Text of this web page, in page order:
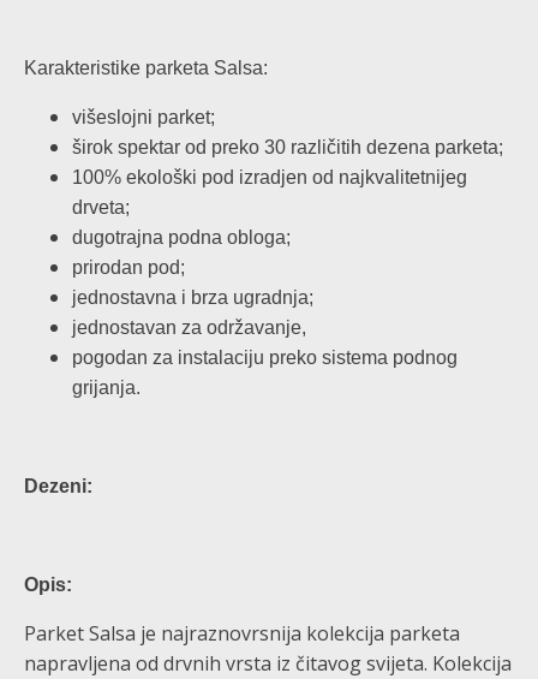
Karakteristike parketa Salsa:
višeslojni parket;
širok spektar od preko 30 različitih dezena parketa;
100% ekološki pod izradjen od najkvalitetnijeg
drveta;
dugotrajna podna obloga;
prirodan pod;
jednostavna i brza ugradnja;
jednostavan za održavanje,
pogodan za instalaciju preko sistema podnog
grijanja.
Dezeni:
Opis:
Parket Salsa je najraznovrsnija kolekcija parketa
napravljena od drvnih vrsta iz čitavog svijeta. Kolekcija